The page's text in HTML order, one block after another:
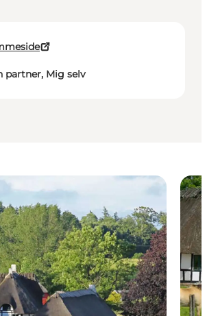
partner, Mig selv